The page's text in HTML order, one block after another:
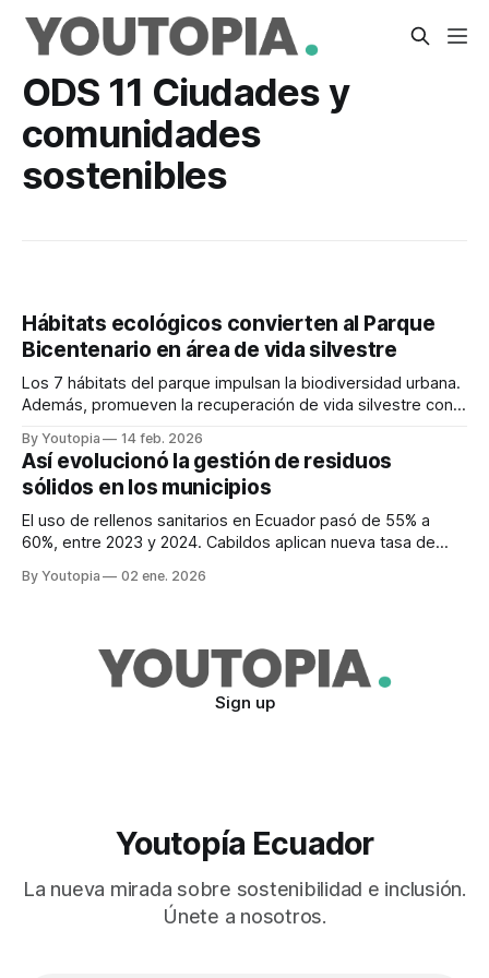
ODS 11 Ciudades y
comunidades
sostenibles
Hábitats ecológicos convierten al Parque
Bicentenario en área de vida silvestre
Los 7 hábitats del parque impulsan la biodiversidad urbana.
Además, promueven la recuperación de vida silvestre con
By Youtopia 14 feb. 2026
Así evolucionó la gestión de residuos
sólidos en los municipios
El uso de rellenos sanitarios en Ecuador pasó de 55% a
60%, entre 2023 y 2024. Cabildos aplican nueva tasa de
By Youtopia 02 ene. 2026
Sign up
Youtopía Ecuador
La nueva mirada sobre sostenibilidad e inclusión.
Únete a nosotros.